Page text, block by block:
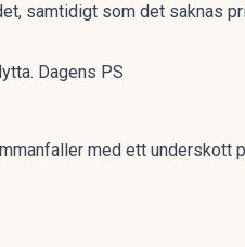
samtidigt som det saknas
Dagens PS
med ett underskott